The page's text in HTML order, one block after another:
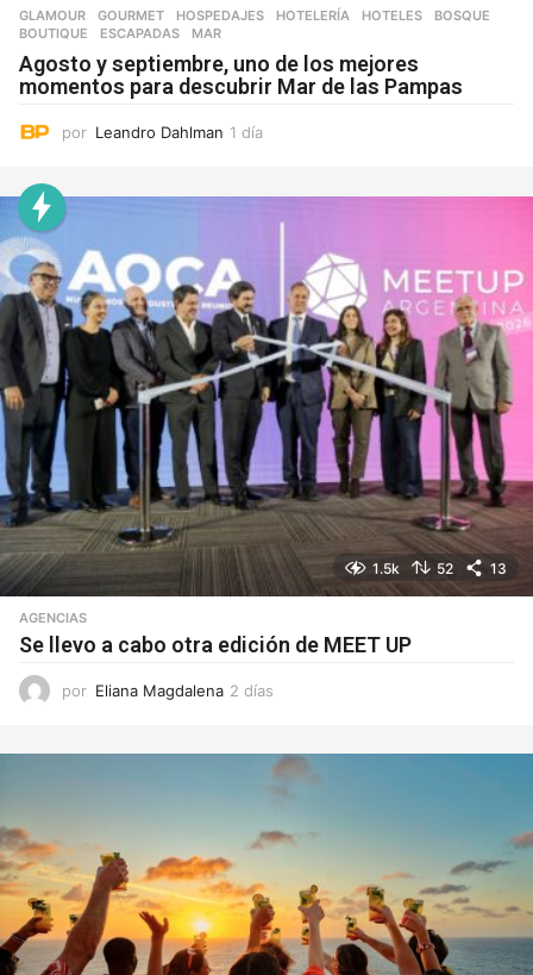
GLAMOUR ,GOURMET ,HOSPEDAJES ,HOTELERÍA ,HOTELES BOSQUE
BOUTIQUE
,ESCAPADAS ,MAR
Agosto y septiembre, uno de los mejores
momentos para descubrir Mar de las Pampas
por Leandro Dahlman 1 día
a
1.5k 52 13
AGENCIAS
Se llevo a cabo otra edición de MEET UP
por Eliana Magdalena 2 días
a
s